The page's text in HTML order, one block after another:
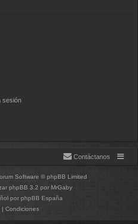
sesión
Contáctanos
Software © phpBB Limited
phpBB 3.2 por MrGaby
por phpBB España
| Condiciones